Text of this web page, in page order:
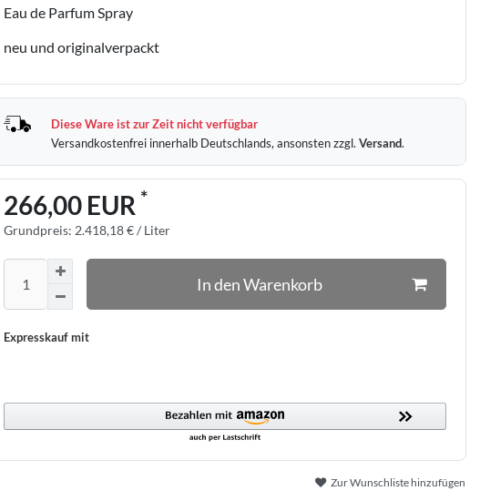
Eau de Parfum Spray
neu und originalverpackt
Diese Ware ist zur Zeit nicht verfügbar
Versandkostenfrei innerhalb Deutschlands, ansonsten zzgl. Versand.
266,00 EUR *
Grundpreis: 2.418,18 € / Liter
In den Warenkorb
Expresskauf mit
Zur Wunschliste hinzufügen